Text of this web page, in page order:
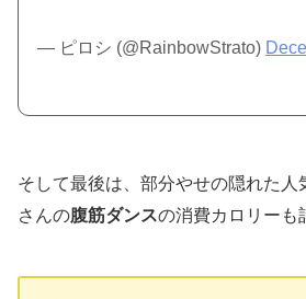
— ピロシ (@RainbowStrato)
そして最後は、部分やせの隠れた人
さんの腹筋ダンスの消費カロリーも